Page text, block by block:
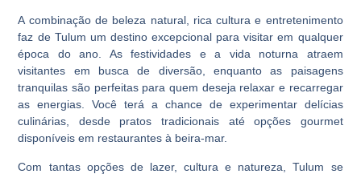
A combinação de beleza natural, rica cultura e entretenimento
faz de Tulum um destino excepcional para visitar em qualquer
época do ano. As festividades e a vida noturna atraem
visitantes em busca de diversão, enquanto as paisagens
tranquilas são perfeitas para quem deseja relaxar e recarregar
as energias. Você terá a chance de experimentar delícias
culinárias, desde pratos tradicionais até opções gourmet
disponíveis em restaurantes à beira-mar.
Com tantas opções de lazer, cultura e natureza, Tulum se